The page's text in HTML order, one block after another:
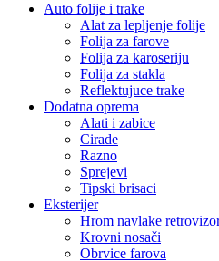
Auto folije i trake
Alat za lepljenje folije
Folija za farove
Folija za karoseriju
Folija za stakla
Reflektujuce trake
Dodatna oprema
Alati i zabice
Cirade
Razno
Sprejevi
Tipski brisaci
Eksterijer
Hrom navlake
Krovni nosači
Obrvice farova